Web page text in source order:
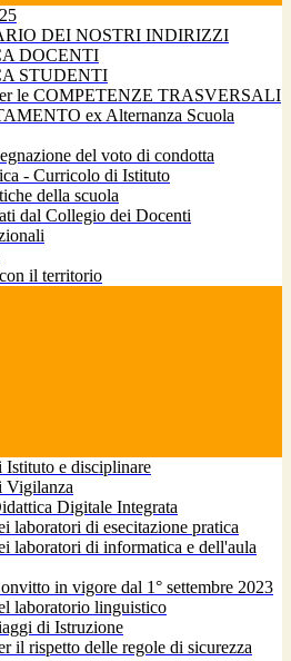
DEI NOSTRI INDIRIZZI
DOCENTI
STUDENTI
le COMPETENZE TRASVERSALI
ex Alternanza Scuola
del voto di condotta
- Curricolo di Istituto
della scuola
dal Collegio dei Docenti
il territorio
Istituto e disciplinare
Vigilanza
Digitale Integrata
laboratori di esecitazione pratica
laboratori di informatica e dell'aula
in vigore dal 1° settembre 2023
laboratorio linguistico
di Istruzione
il rispetto delle regole di sicurezza